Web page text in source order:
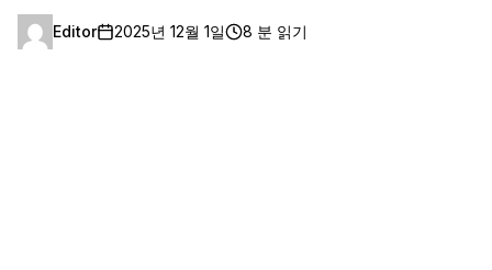
Editor 2025년 12월 1일 8 분 읽기